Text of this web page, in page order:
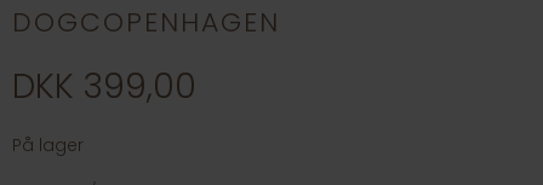
DOGCOPENHAGEN
DKK 399,00
På lager